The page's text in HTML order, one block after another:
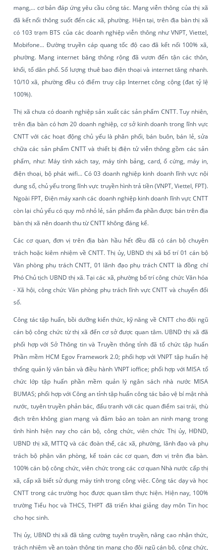
mạng,... cơ bản đáp ứng yêu cầu công tác. Mạng viễn thông của thị xã
đã kết nối thông suốt đến các xã, phường. Hiện tại, trên địa bàn thị xã
có 103 trạm BTS của các doanh nghiệp viễn thông như VNPT, Viettel,
Mobifone... Đường truyền cáp quang tốc độ cao đã kết nối 100% xã,
phường. Mạng internet băng thông rộng đã vươn đến tận các thôn,
khối, tổ dân phố. Số lượng thuê bao điện thoại và internet tăng nhanh.
10/10 xã, phường đều có điểm truy cập Internet công cộng (đạt tỷ lệ
100%).
Thị xã chưa có doanh nghiệp sản xuất các sản phẩm CNTT. Tuy nhiên,
trên địa bàn có hơn 20 doanh nghiệp, cơ sở kinh doanh trong lĩnh vực
CNTT với các hoạt động chủ yếu là phân phối, bán buôn, bán lẻ, sửa
chữa các sản phẩm CNTT và thiết bị điện tử viễn thông gồm các sản
phẩm, như: Máy tính xách tay, máy tính bảng, card, ổ cứng, máy in,
điện thoại, bộ phát wifi... Có 03 doanh nghiệp kinh doanh lĩnh vực nội
dung số, chủ yếu trong lĩnh vực truyền hình trả tiền (VNPT, Viettel, FPT).
Ngoài FPT, Điện máy xanh các doanh nghiệp kinh doanh lĩnh vực CNTT
còn lại chủ yếu có quy mô nhỏ lẻ, sản phẩm đa phần được bán trên địa
bàn thị xã nên doanh thu từ CNTT không đáng kể.
Các cơ quan, đơn vị trên địa bàn hầu hết đều đã có cán bộ chuyên
trách hoặc kiêm nhiệm về CNTT. Thị ủy, UBND thị xã bố trí 01 cán bộ
Văn phòng phụ trách CNTT, 01 lãnh đạo phụ trách CNTT là đồng chí
Phó Chủ tịch UBND thị xã. Tại các xã, phường bố trí công chức Văn hóa
- Xã hội, công chức Văn phòng phụ trách lĩnh vực CNTT và chuyển đổi
số.
Công tác tập huấn, bồi dưỡng kiến thức, kỹ năng về CNTT cho đội ngũ
cán bộ công chức từ thị xã đến cơ sở được quan tâm. UBND thị xã đã
phối hợp với Sở Thông tin và Truyền thông tỉnh đã tổ chức tập huấn
Phần mềm HCM Egov Framework 2.0; phối hợp với VNPT tập huấn hệ
thống quản lý văn bản và điều hành VNPT ioffice; phối hợp với MISA tổ
chức lớp tập huấn phần mềm quản lý ngân sách nhà nước MISA
BUMAS; phối hợp với Công an tỉnh tập huấn công tác bảo vệ bí mật nhà
nước, tuyên truyền phản bác, đấu tranh với các quan điểm sai trái, thù
địch trên không gian mạng và đảm bảo an toàn an ninh mạng trong
tình hình hiện nay cho cán bộ, công chức, viên chức Thị ủy, HĐND,
UBND thị xã, MTTQ và các đoàn thể, các xã, phường, lãnh đạo và phụ
trách bộ phận văn phòng, kế toán các cơ quan, đơn vị trên địa bàn.
100% cán bộ công chức, viên chức trong các cơ quan Nhà nước cấp thị
xã, cấp xã biết sử dụng máy tính trong công việc. Công tác dạy và học
CNTT trong các trường học được quan tâm thực hiện. Hiện nay, 100%
trường Tiểu học và THCS, THPT đã triển khai giảng dạy môn Tin học
cho học sinh.
Thị ủy, UBND thị xã đã tăng cường tuyên truyền, nâng cao nhận thức,
trách nhiệm về an toàn thông tin mạng cho đội ngũ cán bộ, công chức,